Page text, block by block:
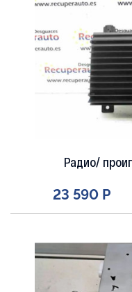
Радио/
12 460 Р